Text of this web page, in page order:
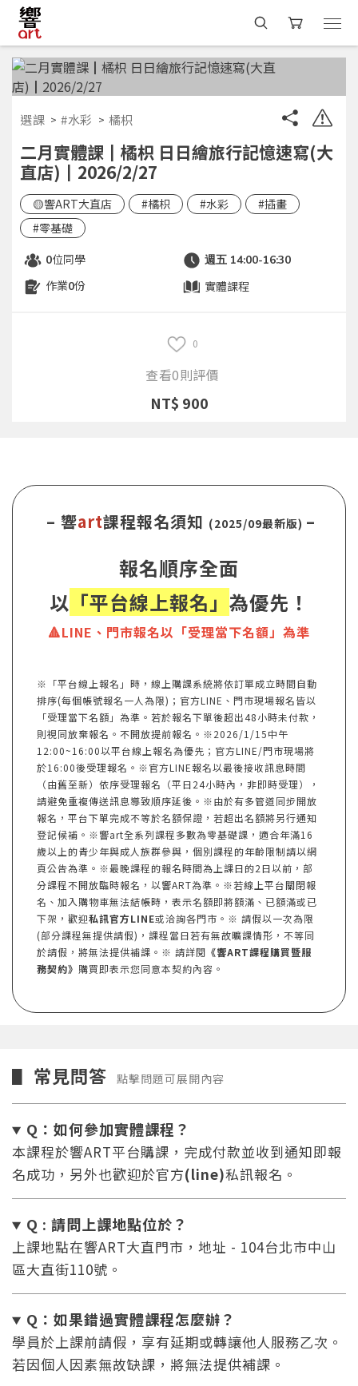
選課 #水彩 橘枳
二月實體課┃橘枳 日日繪旅行記憶速寫(大
直店)┃2026/2/27
🟡響ART大直店 #橘枳 #水彩
#插畫
#零基礎
0位同學 週五 14:00-16:30
作業0份 實體課程
0
查看0則評價
NT$ 900
– 響art課程報名須知 (2025/09最新版) –
報名順序全面
以 「平台線上報名」 為優先！
🔺LINE、門市報名以「受理當下名額」為準
※「平台線上報名」時，線上購課系統將依訂單成立時間自動
排序(每個帳號報名一人為限)；官方LINE、門市現場報名皆以
「受理當下名額」為準。若於報名下單後超出48小時未付款，
則視同放棄報名。不開放提前報名。※2026/1/15中午
12:00~16:00以平台線上報名為優先；官方LINE/門市現場將
於16:00後受理報名。※官方LINE報名以最後接收訊息時間
（由舊至新）依序受理報名（平日24小時內，非即時受理），
請避免重複傳送訊息導致順序延後。※由於有多管道同步開放
報名，平台下單完成不等於名額保證，若超出名額將另行通知
登記候補。※響art全系列課程多數為零基礎課，適合年滿16
歲以上的青少年與成人族群參與，個別課程的年齡限制請以網
頁公告為準。※最晚課程的報名時間為上課日的2日以前，部
分課程不開放臨時報名，以響ART為準。※若線上平台關閉報
名、加入購物車無法結帳時，表示名額即將額滿、已額滿或已
下架，歡迎私訊官方LINE或洽詢各門市。※ 請假以一次為限
(部分課程無提供請假)，課程當日若有無故曠課情形，不等同
於請假，將無法提供補課。※ 請詳閱 《響ART課程購買暨服
務契約》 購買即表示您同意本契約內容。
▋ 常見問答 點擊問題可展開內容
Q：如何參加實體課程？
本課程於響ART平台購課，完成付款並收到通知即報
名成功，另外也歡迎於官方(line)私訊報名。
Q : 請問上課地點位於？
上課地點在響ART大直門市，地址 - 104台北市中山
區大直街110號。
Q：如果錯過實體課程怎麼辦？
學員於上課前請假，享有延期或轉讓他人服務乙次。
若因個人因素無故缺課，將無法提供補課。